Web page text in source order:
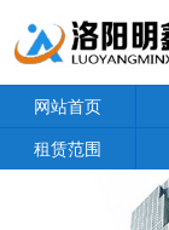
网站首页
租赁范围